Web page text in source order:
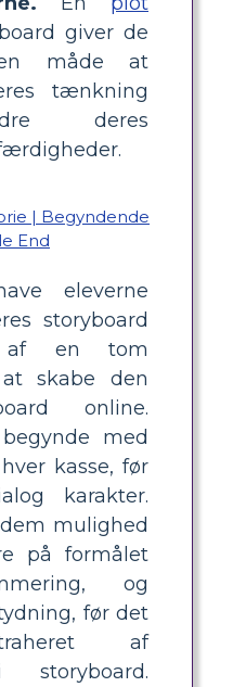
giver de
måde at
tænkning
deres
eleverne
storyboard
en tom
skabe den
online.
med
kasse, før
karakter.
mulighed
på formålet
og
før det
af